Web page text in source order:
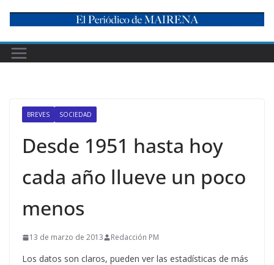
content
BREVES SOCIEDAD
Desde 1951 hasta hoy
cada año llueve un poco
menos
13 de marzo de 2013 Redacción PM
Los datos son claros, pueden ver las estadísticas de más